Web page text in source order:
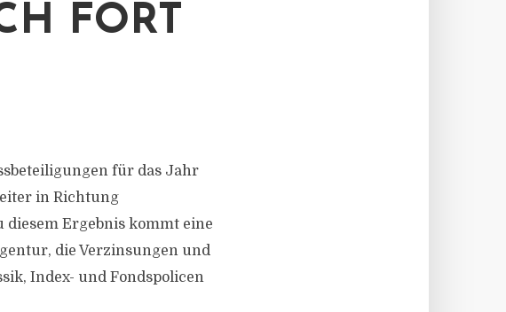
FORT
für das Jahr
in Richtung
Ergebnis kommt eine
die Verzinsungen und
Index- und Fondspolicen